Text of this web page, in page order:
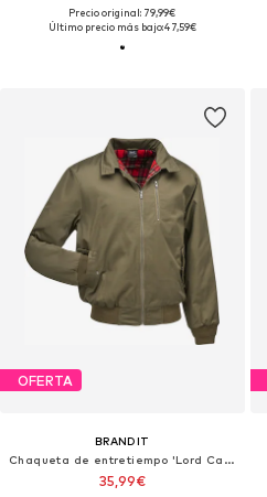
Precio original: 79,99€
Último precio más bajo:47,59€
OFERTA
BRANDIT
Chaqueta de entretiempo 'Lord Canterbury'
35,99€